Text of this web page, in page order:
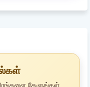
கேளுங்கள்